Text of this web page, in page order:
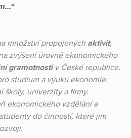
množství propojených aktivit,
zvýšení úrovně ekonomického
gramotnostiv České republice.
studium a výuku ekonomie.
školy, univerzity a firmy.
ekonomického vzdělání a
do činností, které jim